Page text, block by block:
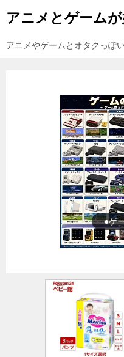
アニメとゲーム
アニメやゲームとオタクっぽ
●ゲ